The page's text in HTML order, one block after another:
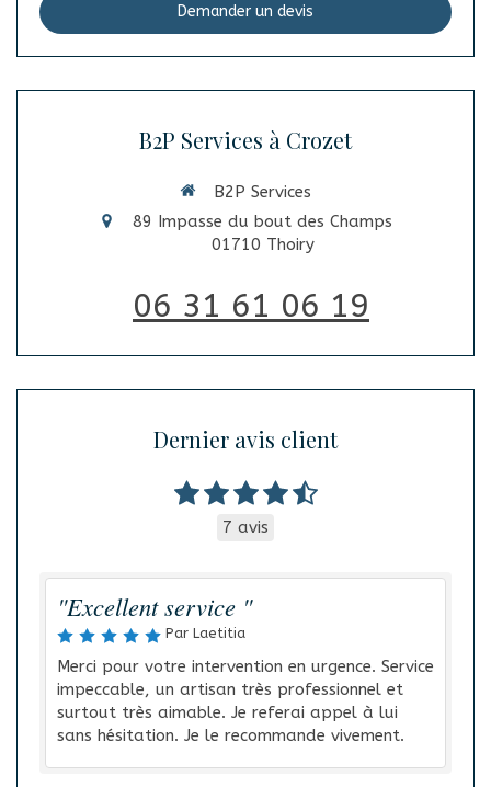
Demander un devis
B2P Services à Crozet
B2P Services
89 Impasse du bout des Champs
01710 Thoiry
06 31 61 06 19
Dernier avis client
7 avis
"Excellent service "
Par Laetitia
Merci pour votre intervention en urgence. Service
impeccable, un artisan très professionnel et
surtout très aimable. Je referai appel à lui
sans hésitation. Je le recommande vivement.